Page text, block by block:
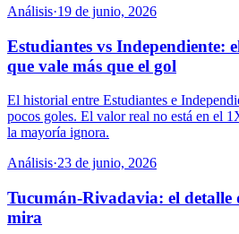
Análisis·19 de junio, 2026
Estudiantes vs Independiente:
que vale más que el gol
El historial entre Estudiantes e
pocos goles. El valor real no está en el
la mayoría ignora.
Análisis·23 de junio, 2026
Tucumán-Rivadavia: el detalle
mira